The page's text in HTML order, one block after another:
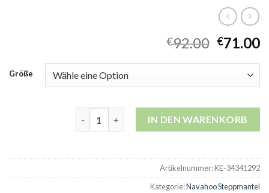
€92.00 €71.00
Größe
IN DEN WARENKORB
Artikelnummer:KE-34341292
Kategorie:Navahoo Steppmantel